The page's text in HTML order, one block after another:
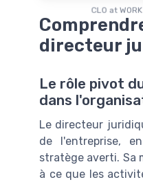
CLO at
directeur
Le rôle pivot
dans
Le directeur
de l'entreprise,
stratège averti. Sa
à ce que les